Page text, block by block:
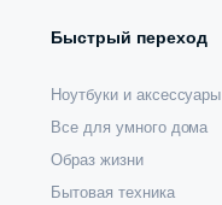
Быстрый переход
Ноутбуки и аксессуары
Все для умного дома
Образ жизни
Бытовая техника